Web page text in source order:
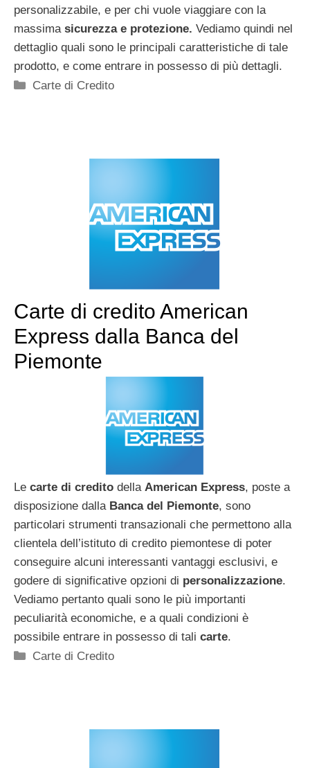
personalizzabile, e per chi vuole viaggiare con la
massima sicurezza e protezione. Vediamo quindi nel
dettaglio quali sono le principali caratteristiche di tale
prodotto, e come entrare in possesso di più dettagli.
Categorie
Carte di Credito
Carte di credito American
Express dalla Banca del
Piemonte
Le carte di credito della American Express, poste a
disposizione dalla Banca del Piemonte, sono
particolari strumenti transazionali che permettono alla
clientela dell’istituto di credito piemontese di poter
conseguire alcuni interessanti vantaggi esclusivi, e
godere di significative opzioni di personalizzazione.
Vediamo pertanto quali sono le più importanti
peculiarità economiche, e a quali condizioni è
possibile entrare in possesso di tali carte.
Categorie
Carte di Credito